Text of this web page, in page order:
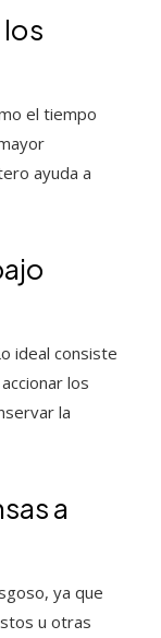
el tiempo
ayuda a
ideal consiste
los
la
a
ya que
u otras